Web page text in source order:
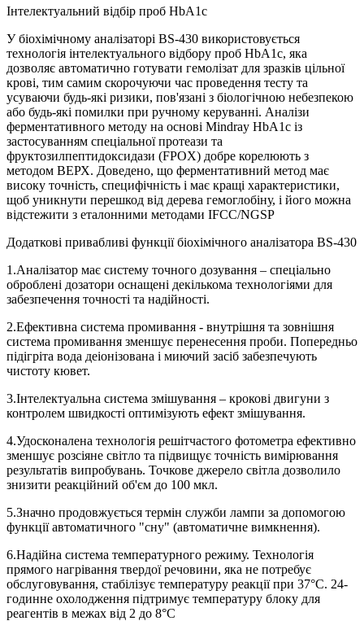
Інтелектуальний відбір проб HbA1c
У біохімічному аналізаторі BS-430 використовується
технологія інтелектуального відбору проб HbA1c, яка
дозволяє автоматично готувати гемолізат для зразків цільної
крові, тим самим скорочуючи час проведення тесту та
усуваючи будь-які ризики, пов'язані з біологічною небезпекою
або будь-які помилки при ручному керуванні. Аналізи
ферментативного методу на основі Mindray HbA1c із
застосуванням спеціальної протеази та
фруктозилпептидоксидази (FPOX) добре корелюють з
методом ВЕРХ. Доведено, що ферментативний метод має
високу точність, специфічність і має кращі характеристики,
щоб уникнути перешкод від дерева гемоглобіну, і його можна
відстежити з еталонними методами IFCC/NGSP
Додаткові привабливі функції біохімічного аналізатора BS-430
1.Аналізатор має систему точного дозування – спеціально
оброблені дозатори оснащені декількома технологіями для
забезпечення точності та надійності.
2.Ефективна система промивання - внутрішня та зовнішня
система промивання зменшує перенесення проби. Попередньо
підігріта вода деіонізована і миючий засіб забезпечують
чистоту кювет.
3.Інтелектуальна система змішування – крокові двигуни з
контролем швидкості оптимізують ефект змішування.
4.Удосконалена технологія решітчастого фотометра ефективно
зменшує розсіяне світло та підвищує точність вимірювання
результатів випробувань. Точкове джерело світла дозволило
знизити реакційний об'єм до 100 мкл.
5.Значно продовжується термін служби лампи за допомогою
функції автоматичного "сну" (автоматичне вимкнення).
6.Надійна система температурного режиму. Технологія
прямого нагрівання твердої речовини, яка не потребує
обслуговування, стабілізує температуру реакції при 37°C. 24-
годинне охолодження підтримує температуру блоку для
реагентів в межах від 2 до 8°C